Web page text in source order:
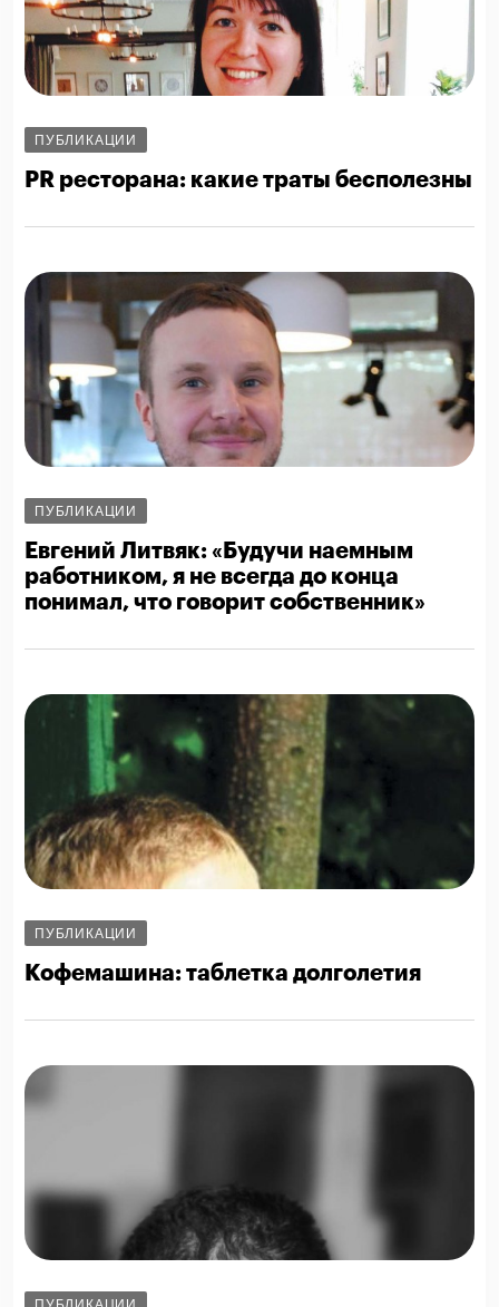
ПУБЛИКАЦИИ
PR ресторана: какие траты бесполезны
ПУБЛИКАЦИИ
Евгений Литвяк: «Будучи наемным
работником, я не всегда до конца
понимал, что говорит собственник»
ПУБЛИКАЦИИ
Кофемашина: таблетка долголетия